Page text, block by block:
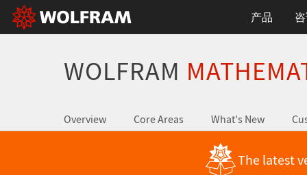
产品
WOLFRAM
Overview Core Areas What's New
The latest